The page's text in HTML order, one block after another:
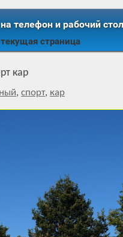
телефон и рабочий стол
текущая страница
кар
, спорт, кар